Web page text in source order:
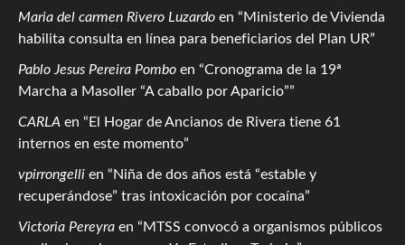
Maria del carmen Rivero Luzardo en
Ministerio de Vivienda
habilita consulta en línea para beneficiarios del Plan UR
Pablo Jesus Pereira Pombo en
Cronograma de la 19ª
Marcha a Masoller “A caballo por Aparicio”
CARLA en
El Hogar de Ancianos de Rivera tiene 61
internos en este momento
vpirrongelli en
Niña de dos años está “estable y
recuperándose” tras intoxicación por cocaína
Victoria Pereyra en
MTSS convocó a organismos públicos